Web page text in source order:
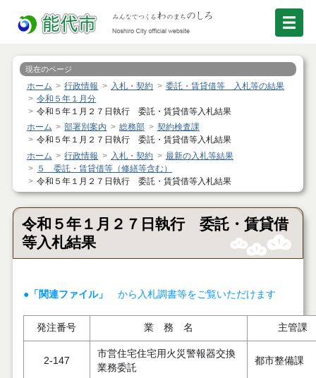
現在のページ
ホーム 行政情報 入札・契約
委託・賃貸借等 入札等の結果
令和５年１月分
令和５年１月２７日執行 委託・賃貸借等入札結果
ホーム
部署別案内 総務部
契約検査課
令和５年１月２７日執行 委託・賃貸借等入札結果
ホーム
行政情報 入札・契約
最新の入札等結果
５ 委託・賃貸借等（修繕等含む）
令和５年１月２７日執行 委託・賃貸借等入札結果
令和５年１月２７日執行 委託・賃貸借
等入札結果
●「関連ファイル」 から入札調書等をご覧いただけます
発注番号 業 務 名 主管課
2-147
市営住宅住宅用火災警報器交換
業務委託
都市整備課